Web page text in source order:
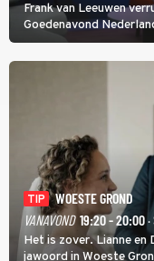
Frank van Leeuwen
Goedenavond
journalist en De
om met Sam Hagens,
TIP
WOESTE GROND
VANAVOND 19:20 - 20:00
Het is zover. Lianne en
jawoord in Woeste